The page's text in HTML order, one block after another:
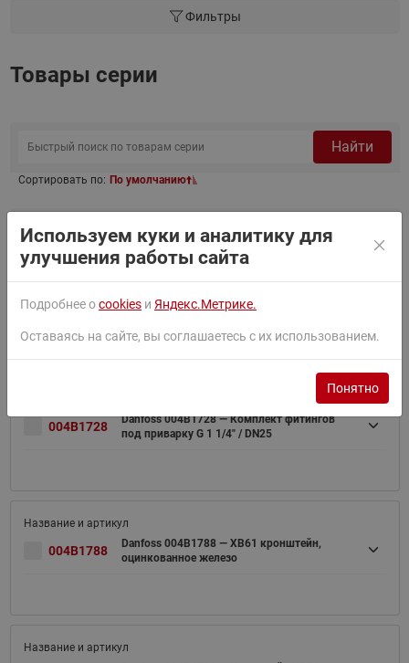
Фильтры
Товары серии
Найти
Сортировать по: По умолчанию
004B1245
кронштейн
004B1728
Danfoss 004B1728 — Комплект фитингов
под приварку G 1 1/4" / DN25
004B1788
Danfoss 004B1788 — ХВ61 кронштейн,
оцинкованное железо
Используем куки и аналитику для
улучшения работы сайта
Подробнее оcookies и Яндекс.Метрике.
Оставаясь на сайте, вы соглашаетесь с их использованием.
Понятно